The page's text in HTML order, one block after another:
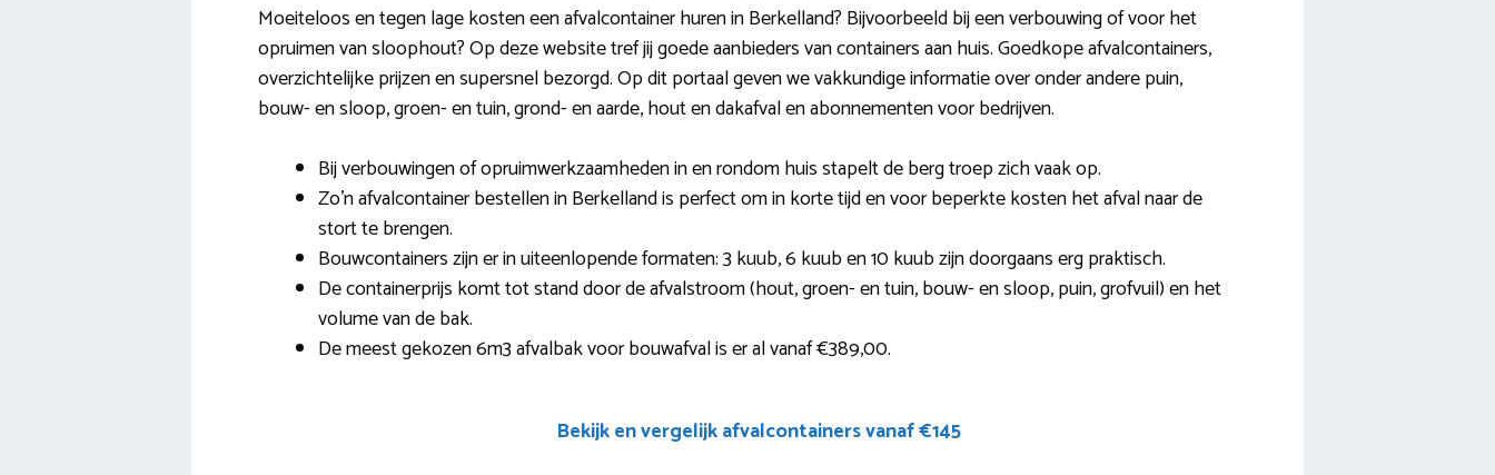
Moeiteloos en tegen lage kosten een afvalcontainer huren in Berkelland? Bijvoorbeeld bij een verbouwing of voor het
opruimen van sloophout? Op deze website tref jij goede aanbieders van containers aan huis. Goedkope afvalcontainers,
overzichtelijke prijzen en supersnel bezorgd. Op dit portaal geven we vakkundige informatie over onder andere puin,
bouw- en sloop, groen- en tuin, grond- en aarde, hout en dakafval en abonnementen voor bedrijven.
Bij verbouwingen of opruimwerkzaamheden in en rondom huis stapelt de berg troep zich vaak op.
Zo’n afvalcontainer bestellen in Berkelland is perfect om in korte tijd en voor beperkte kosten het afval naar de
stort te brengen.
Bouwcontainers zijn er in uiteenlopende formaten: 3 kuub, 6 kuub en 10 kuub zijn doorgaans erg praktisch.
De containerprijs komt tot stand door de afvalstroom (hout, groen- en tuin, bouw- en sloop, puin, grofvuil) en het
volume van de bak.
De meest gekozen 6m3 afvalbak voor bouwafval is er al vanaf €389,00.
Bekijk en vergelijk afvalcontainers vanaf €145